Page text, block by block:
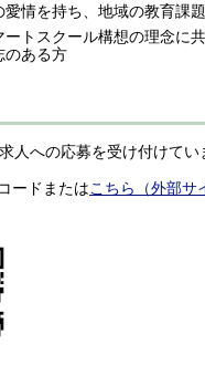
愛情を持ち、地域の教育課
ートスクール構想の理念に
のある方
人への応募を受け付けてい
ードまたはこちら（外部サ